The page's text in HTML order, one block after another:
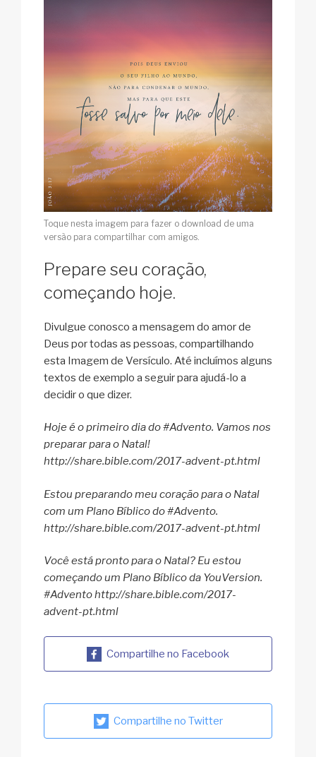
Toque nesta imagem para fazer o download de uma
versão para compartilhar com amigos.
Prepare seu coração,
começando hoje.
Divulgue conosco a mensagem do amor de
Deus por todas as pessoas, compartilhando
esta Imagem de Versículo. Até incluímos alguns
textos de exemplo a seguir para ajudá-lo a
decidir o que dizer.
Hoje é o primeiro dia do #Advento. Vamos nos
preparar para o Natal!
http://share.bible.com/2017-advent-pt.html
Estou preparando meu coração para o Natal
com um Plano Bíblico do #Advento.
http://share.bible.com/2017-advent-pt.html
Você está pronto para o Natal? Eu estou
começando um Plano Bíblico da YouVersion.
#Advento http://share.bible.com/2017-
advent-pt.html
Compartilhe no Facebook
Compartilhe no Twitter